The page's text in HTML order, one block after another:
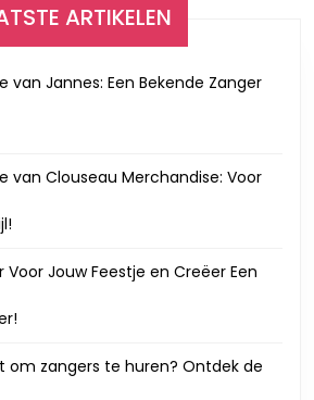
ARTIKELEN
van Jannes: Een Bekende Zanger
van Clouseau Merchandise: Voor
Voor Jouw Feestje en Creëer Een
om zangers te huren? Ontdek de